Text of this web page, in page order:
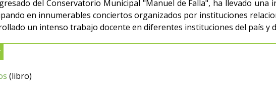
del Conservatorio Municipal "Manuel de Falla", ha llevado
en innumerables conciertos organizados por instituciones
un intenso trabajo docente en diferentes instituciones del país y
(libro)